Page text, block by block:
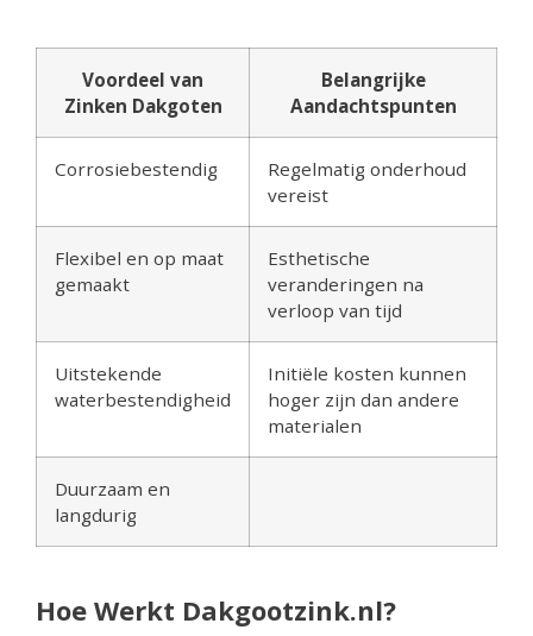
Voordeel van
Zinken Dakgoten
Belangrijke
Aandachtspunten
Corrosiebestendig
Regelmatig onderhoud
vereist
Flexibel en op maat
gemaakt
Esthetische
veranderingen na
verloop van tijd
Uitstekende
waterbestendigheid
Initiële kosten kunnen
hoger zijn dan andere
materialen
Duurzaam en
langdurig
Hoe Werkt Dakgootzink.nl?